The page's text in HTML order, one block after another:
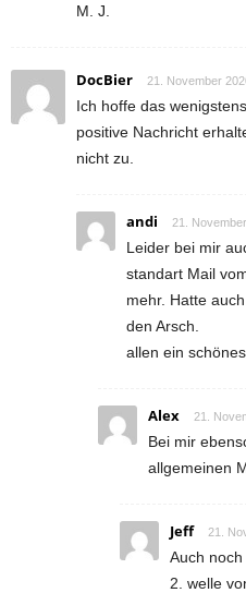
M. J.
DocBier 21. November
Ich hoffe das
positive Nachricht
nicht zu.
andi 21.
Leider bei mir
standart Mail
mehr. Hatte
den Arsch.
allen ein
Alex 21.
Bei mir
allgemeinen
Jeff 21.
Auch
2. welle